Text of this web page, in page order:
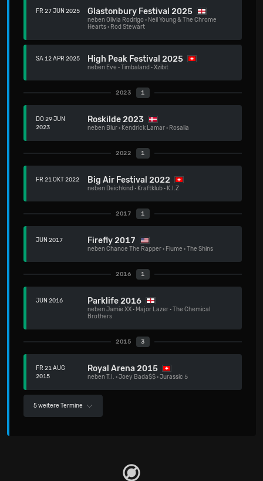
FR 27 JUN 2025 Glastonbury Festival 2025
nebenOlivia Rodrigo · Neil Young & The Chrome
Hearts· Rod Stewart
SA 12 APR 2025 High Peak Festival 2025
neben Eve ·Timbaland ·Xzibit
2023 1
DO 29 JUN
2023
Roskilde 2023
neben Blur· Kendrick Lamar· Rosalia
2022 1
FR 21 OKT 2022 Big Air Festival 2022
neben Deichkind · Kraftklub· K.I.Z
2017 1
JUN 2017 Firefly 2017
nebenChance The Rapper· Flume ·The Shins
2016 1
JUN 2016 Parklife 2016
nebenJamie XX· Major Lazer·The Chemical
Brothers
2015 3
FR 21 AUG
2015
Royal Arena 2015
nebenT.I. ·Joey Bada$$·Jurassic 5
5 weitere Termine